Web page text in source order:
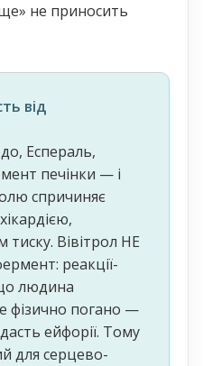
не приносить
від
Еспераль,
печінки — і
спричиняє
Вівітрол НЕ
реакції-
людина
фізично погано —
ейфорії. Тому
для серцево-